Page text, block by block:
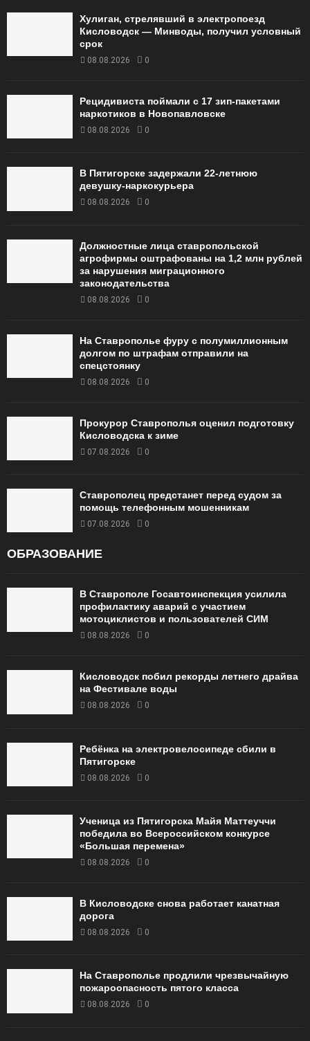
Хулиган, стрелявший в электропоезд
Кисловодск — Минводы, получил условный
срок
08.08.2026 0
Рецидивиста поймали с 17 зип-пакетами
наркотиков в Новопавловске
08.08.2026 0
В Пятигорске задержали 22-летнюю
девушку-наркокурьера
08.08.2026 0
Должностные лица ставропольской
агрофирмы оштрафованы на 1,2 млн рублей
за нарушения миграционного
законодательства
08.08.2026 0
На Ставрополье фуру с полумиллионным
долгом по штрафам отправили на
спецстоянку
08.08.2026 0
Прокурор Ставрополья оценил подготовку
Кисловодска к зиме
07.08.2026 0
Ставрополец предстанет перед судом за
помощь телефонным мошенникам
07.08.2026 0
ОБРАЗОВАНИЕ
В Ставрополе Госавтоинспекция усилила
профилактику аварий с участием
мотоциклистов и пользователей СИМ
08.08.2026 0
Кисловодск побил рекорды летнего драйва
на Фестивале воды
08.08.2026 0
Ребёнка на электровелосипеде сбили в
Пятигорске
08.08.2026 0
Ученица из Пятигорска Майя Маттеуччи
победила во Всероссийском конкурсе
«Большая перемена»
08.08.2026 0
В Кисловодске снова работает канатная
дорога
08.08.2026 0
На Ставрополье продлили чрезвычайную
пожароопасность пятого класса
08.08.2026 0